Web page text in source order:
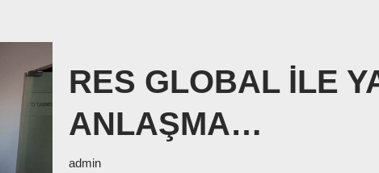
RES GLOBAL İLE
ANLAŞMA…
admin